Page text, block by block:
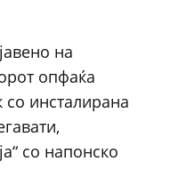
на
опфаќа
со инсталирана
со напонско